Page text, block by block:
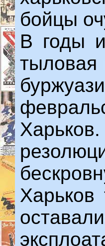
бойцы
В годы
тыловая
Харьков